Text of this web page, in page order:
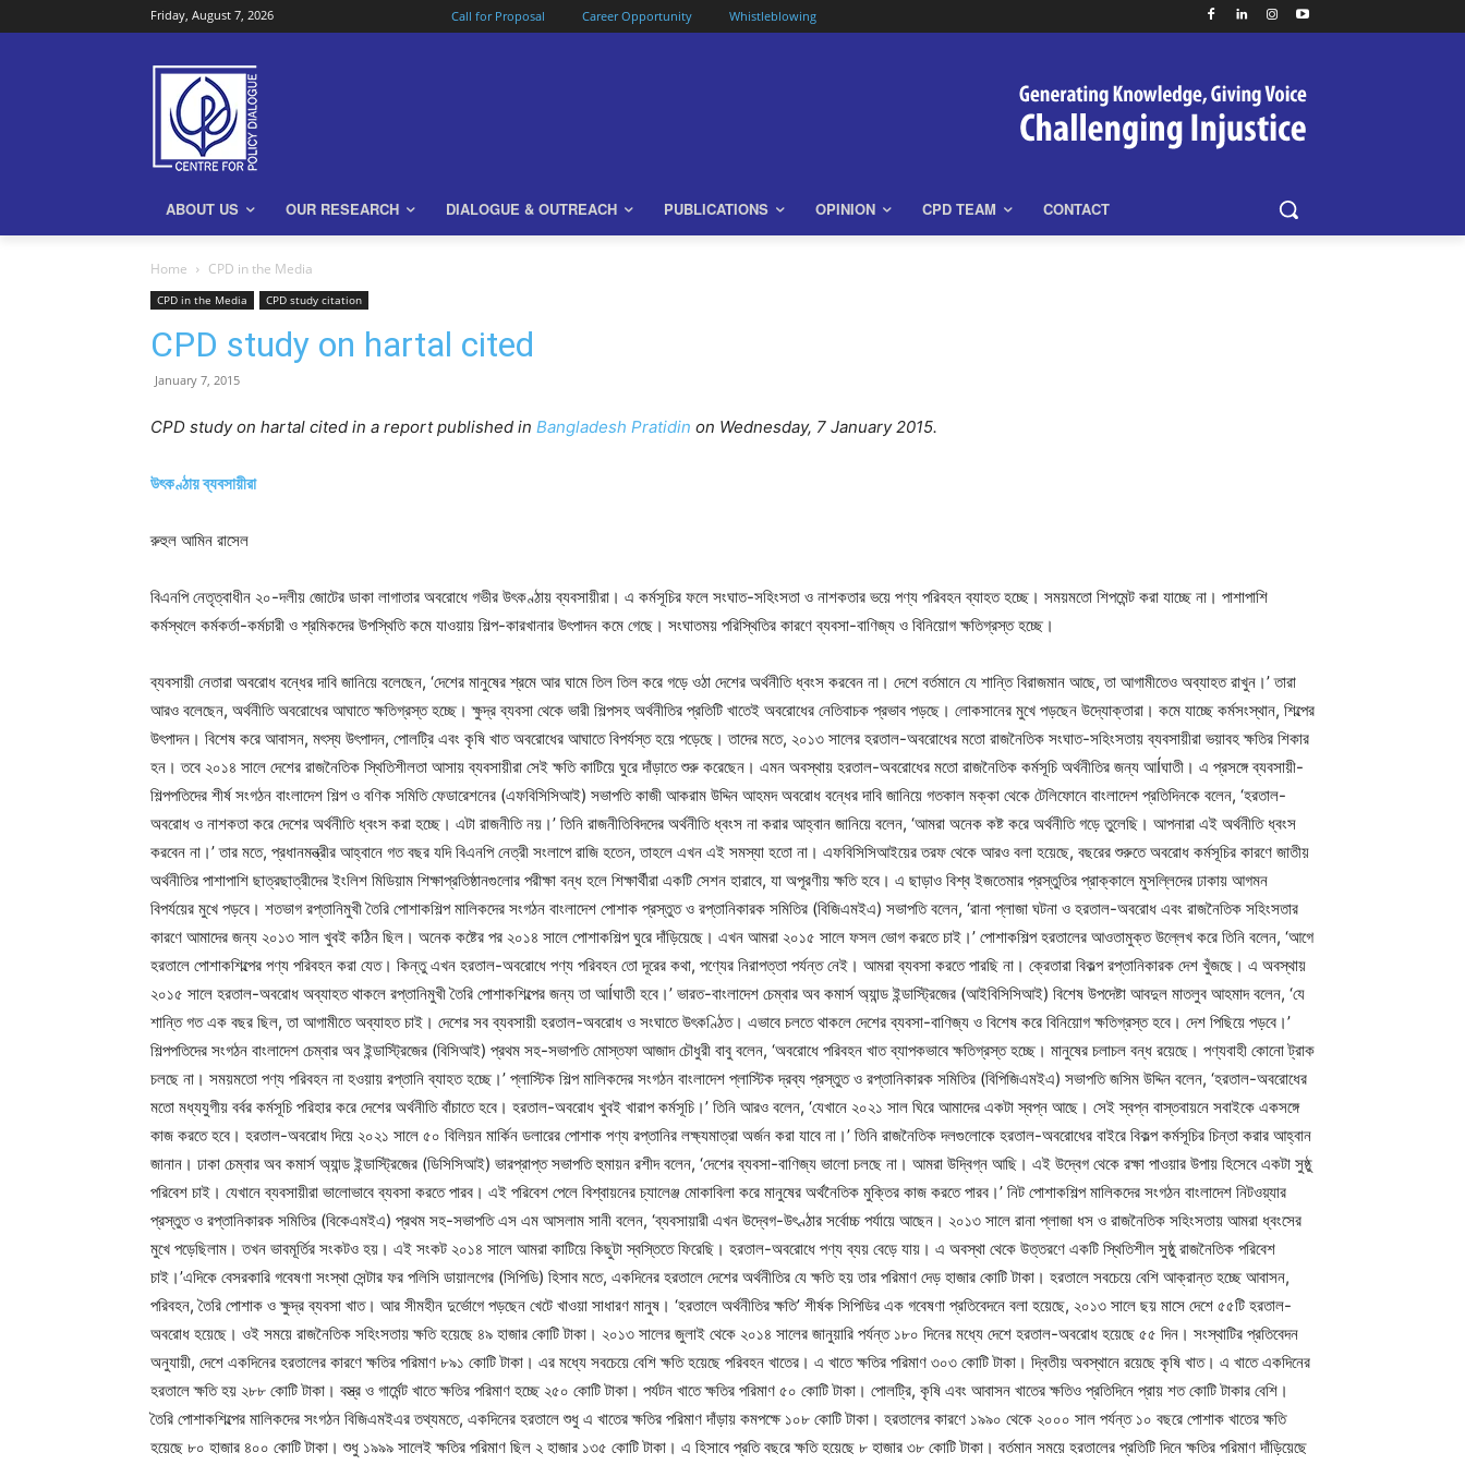
Friday, August 7, 2026 Call for Proposal Career Opportunity Whistleblowing
ABOUT US OUR RESEARCH DIALOGUE & OUTREACH PUBLICATIONS OPINION CPD TEAM CONTACT
Home CPD in the Media
CPD in the Media CPD study citation
CPD study on hartal cited
January 7, 2015
CPD study on hartal cited in a report published in Bangladesh Pratidin on Wednesday, 7 January 2015.
উৎকণ্ঠায় ব্যবসায়ীরা
রুহুল আমিন রাসেল
বিএনপি নেতৃত্বাধীন ২০-দলীয় জোটের ডাকা লাগাতার অবরোধে গভীর উৎকণ্ঠায় ব্যবসায়ীরা। এ কর্মসূচির ফলে সংঘাত-সহিংসতা ও নাশকতার ভয়ে পণ্য পরিবহন ব্যাহত হচ্ছে। সময়মতো শিপমেন্ট করা যাচ্ছে না। পাশাপাশি
কর্মস্থলে কর্মকর্তা-কর্মচারী ও শ্রমিকদের উপস্থিতি কমে যাওয়ায় শিল্প-কারখানার উৎপাদন কমে গেছে। সংঘাতময় পরিস্থিতির কারণে ব্যবসা-বাণিজ্য ও বিনিয়োগ ক্ষতিগ্রস্ত হচ্ছে।
ব্যবসায়ী নেতারা অবরোধ বন্ধের দাবি জানিয়ে বলেছেন, ‘দেশের মানুষের শ্রমে আর ঘামে তিল তিল করে গড়ে ওঠা দেশের অর্থনীতি ধ্বংস করবেন না। দেশে বর্তমানে যে শান্তি বিরাজমান আছে, তা আগামীতেও অব্যাহত রাখুন।’ তারা
আরও বলেছেন, অর্থনীতি অবরোধের আঘাতে ক্ষতিগ্রস্ত হচ্ছে। ক্ষুদ্র ব্যবসা থেকে ভারী শিল্পসহ অর্থনীতির প্রতিটি খাতেই অবরোধের নেতিবাচক প্রভাব পড়ছে। লোকসানের মুখে পড়ছেন উদ্যোক্তারা। কমে যাচ্ছে কর্মসংস্থান, শিল্পের
উৎপাদন। বিশেষ করে আবাসন, মৎস্য উৎপাদন, পোলট্রি এবং কৃষি খাত অবরোধের আঘাতে বিপর্যস্ত হয়ে পড়েছে। তাদের মতে, ২০১৩ সালের হরতাল-অবরোধের মতো রাজনৈতিক সংঘাত-সহিংসতায় ব্যবসায়ীরা ভয়াবহ ক্ষতির শিকার
হন। তবে ২০১৪ সালে দেশের রাজনৈতিক স্থিতিশীলতা আসায় ব্যবসায়ীরা সেই ক্ষতি কাটিয়ে ঘুরে দাঁড়াতে শুরু করেছেন। এমন অবস্থায় হরতাল-অবরোধের মতো রাজনৈতিক কর্মসূচি অর্থনীতির জন্য আÍঘাতী। এ প্রসঙ্গে ব্যবসায়ী-
শিল্পপতিদের শীর্ষ সংগঠন বাংলাদেশ শিল্প ও বণিক সমিতি ফেডারেশনের (এফবিসিসিআই) সভাপতি কাজী আকরাম উদ্দিন আহমদ অবরোধ বন্ধের দাবি জানিয়ে গতকাল মক্কা থেকে টেলিফোনে বাংলাদেশ প্রতিদিনকে বলেন, ‘হরতাল-
অবরোধ ও নাশকতা করে দেশের অর্থনীতি ধ্বংস করা হচ্ছে। এটা রাজনীতি নয়।’ তিনি রাজনীতিবিদদের অর্থনীতি ধ্বংস না করার আহ্বান জানিয়ে বলেন, ‘আমরা অনেক কষ্ট করে অর্থনীতি গড়ে তুলেছি। আপনারা এই অর্থনীতি ধ্বংস
করবেন না।’ তার মতে, প্রধানমন্ত্রীর আহ্বানে গত বছর যদি বিএনপি নেত্রী সংলাপে রাজি হতেন, তাহলে এখন এই সমস্যা হতো না। এফবিসিসিআইয়ের তরফ থেকে আরও বলা হয়েছে, বছরের শুরুতে অবরোধ কর্মসূচির কারণে জাতীয়
অর্থনীতির পাশাপাশি ছাত্রছাত্রীদের ইংলিশ মিডিয়াম শিক্ষাপ্রতিষ্ঠানগুলোর পরীক্ষা বন্ধ হলে শিক্ষার্থীরা একটি সেশন হারাবে, যা অপূরণীয় ক্ষতি হবে। এ ছাড়াও বিশ্ব ইজতেমার প্রস্তুতির প্রাক্কালে মুসল্লিদের ঢাকায় আগমন
বিপর্যয়ের মুখে পড়বে। শতভাগ রপ্তানিমুখী তৈরি পোশাকশিল্প মালিকদের সংগঠন বাংলাদেশ পোশাক প্রস্তুত ও রপ্তানিকারক সমিতির (বিজিএমইএ) সভাপতি বলেন, ‘রানা প্লাজা ঘটনা ও হরতাল-অবরোধ এবং রাজনৈতিক সহিংসতার
কারণে আমাদের জন্য ২০১৩ সাল খুবই কঠিন ছিল। অনেক কষ্টের পর ২০১৪ সালে পোশাকশিল্প ঘুরে দাঁড়িয়েছে। এখন আমরা ২০১৫ সালে ফসল ভোগ করতে চাই।’ পোশাকশিল্প হরতালের আওতামুক্ত উল্লেখ করে তিনি বলেন, ‘আগে
হরতালে পোশাকশিল্পের পণ্য পরিবহন করা যেত। কিন্তু এখন হরতাল-অবরোধে পণ্য পরিবহন তো দূরের কথা, পণ্যের নিরাপত্তা পর্যন্ত নেই। আমরা ব্যবসা করতে পারছি না। ক্রেতারা বিকল্প রপ্তানিকারক দেশ খুঁজছে। এ অবস্থায়
২০১৫ সালে হরতাল-অবরোধ অব্যাহত থাকলে রপ্তানিমুখী তৈরি পোশাকশিল্পের জন্য তা আÍঘাতী হবে।’ ভারত-বাংলাদেশ চেম্বার অব কমার্স অ্যান্ড ইন্ডাস্ট্রিজের (আইবিসিসিআই) বিশেষ উপদেষ্টা আবদুল মাতলুব আহমাদ বলেন, ‘যে
শান্তি গত এক বছর ছিল, তা আগামীতে অব্যাহত চাই। দেশের সব ব্যবসায়ী হরতাল-অবরোধ ও সংঘাতে উৎকণ্ঠিত। এভাবে চলতে থাকলে দেশের ব্যবসা-বাণিজ্য ও বিশেষ করে বিনিয়োগ ক্ষতিগ্রস্ত হবে। দেশ পিছিয়ে পড়বে।’
শিল্পপতিদের সংগঠন বাংলাদেশ চেম্বার অব ইন্ডাস্ট্রিজের (বিসিআই) প্রথম সহ-সভাপতি মোস্তফা আজাদ চৌধুরী বাবু বলেন, ‘অবরোধে পরিবহন খাত ব্যাপকভাবে ক্ষতিগ্রস্ত হচ্ছে। মানুষের চলাচল বন্ধ রয়েছে। পণ্যবাহী কোনো ট্রাক
চলছে না। সময়মতো পণ্য পরিবহন না হওয়ায় রপ্তানি ব্যাহত হচ্ছে।’ প্লাস্টিক শিল্প মালিকদের সংগঠন বাংলাদেশ প্লাস্টিক দ্রব্য প্রস্তুত ও রপ্তানিকারক সমিতির (বিপিজিএমইএ) সভাপতি জসিম উদ্দিন বলেন, ‘হরতাল-অবরোধের
মতো মধ্যযুগীয় বর্বর কর্মসূচি পরিহার করে দেশের অর্থনীতি বাঁচাতে হবে। হরতাল-অবরোধ খুবই খারাপ কর্মসূচি।’ তিনি আরও বলেন, ‘যেখানে ২০২১ সাল ঘিরে আমাদের একটা স্বপ্ন আছে। সেই স্বপ্ন বাস্তবায়নে সবাইকে একসঙ্গে
কাজ করতে হবে। হরতাল-অবরোধ দিয়ে ২০২১ সালে ৫০ বিলিয়ন মার্কিন ডলারের পোশাক পণ্য রপ্তানির লক্ষ্যমাত্রা অর্জন করা যাবে না।’ তিনি রাজনৈতিক দলগুলোকে হরতাল-অবরোধের বাইরে বিকল্প কর্মসূচির চিন্তা করার আহ্বান
জানান। ঢাকা চেম্বার অব কমার্স অ্যান্ড ইন্ডাস্ট্রিজের (ডিসিসিআই) ভারপ্রাপ্ত সভাপতি হুমায়ন রশীদ বলেন, ‘দেশের ব্যবসা-বাণিজ্য ভালো চলছে না। আমরা উদ্বিগ্ন আছি। এই উদ্বেগ থেকে রক্ষা পাওয়ার উপায় হিসেবে একটা সুষ্ঠু
পরিবেশ চাই। যেখানে ব্যবসায়ীরা ভালোভাবে ব্যবসা করতে পারব। এই পরিবেশ পেলে বিশ্বায়নের চ্যালেঞ্জ মোকাবিলা করে মানুষের অর্থনৈতিক মুক্তির কাজ করতে পারব।’ নিট পোশাকশিল্প মালিকদের সংগঠন বাংলাদেশ নিটওয়্যার
প্রস্তুত ও রপ্তানিকারক সমিতির (বিকেএমইএ) প্রথম সহ-সভাপতি এস এম আসলাম সানী বলেন, ‘ব্যবসায়ারী এখন উদ্বেগ-উৎণ্ঠার সর্বোচ্চ পর্যায়ে আছেন। ২০১৩ সালে রানা প্লাজা ধস ও রাজনৈতিক সহিংসতায় আমরা ধ্বংসের
মুখে পড়েছিলাম। তখন ভাবমূর্তির সংকটও হয়। এই সংকট ২০১৪ সালে আমরা কাটিয়ে কিছুটা স্বস্তিতে ফিরেছি। হরতাল-অবরোধে পণ্য ব্যয় বেড়ে যায়। এ অবস্থা থেকে উত্তরণে একটি স্থিতিশীল সুষ্ঠু রাজনৈতিক পরিবেশ
চাই।’এদিকে বেসরকারি গবেষণা সংস্থা সেন্টার ফর পলিসি ডায়ালগের (সিপিডি) হিসাব মতে, একদিনের হরতালে দেশের অর্থনীতির যে ক্ষতি হয় তার পরিমাণ দেড় হাজার কোটি টাকা। হরতালে সবচেয়ে বেশি আক্রান্ত হচ্ছে আবাসন,
পরিবহন, তৈরি পোশাক ও ক্ষুদ্র ব্যবসা খাত। আর সীমহীন দুর্ভোগে পড়ছেন খেটে খাওয়া সাধারণ মানুষ। ‘হরতালে অর্থনীতির ক্ষতি’ শীর্ষক সিপিডির এক গবেষণা প্রতিবেদনে বলা হয়েছে, ২০১৩ সালে ছয় মাসে দেশে ৫৫টি হরতাল-
অবরোধ হয়েছে। ওই সময়ে রাজনৈতিক সহিংসতায় ক্ষতি হয়েছে ৪৯ হাজার কোটি টাকা। ২০১৩ সালের জুলাই থেকে ২০১৪ সালের জানুয়ারি পর্যন্ত ১৮০ দিনের মধ্যে দেশে হরতাল-অবরোধ হয়েছে ৫৫ দিন। সংস্থাটির প্রতিবেদন
অনুযায়ী, দেশে একদিনের হরতালের কারণে ক্ষতির পরিমাণ ৮৯১ কোটি টাকা। এর মধ্যে সবচেয়ে বেশি ক্ষতি হয়েছে পরিবহন খাতের। এ খাতে ক্ষতির পরিমাণ ৩০৩ কোটি টাকা। দ্বিতীয় অবস্থানে রয়েছে কৃষি খাত। এ খাতে একদিনের
হরতালে ক্ষতি হয় ২৮৮ কোটি টাকা। বস্ত্র ও গার্মেন্ট খাতে ক্ষতির পরিমাণ হচ্ছে ২৫০ কোটি টাকা। পর্যটন খাতে ক্ষতির পরিমাণ ৫০ কোটি টাকা। পোলট্রি, কৃষি এবং আবাসন খাতের ক্ষতিও প্রতিদিনে প্রায় শত কোটি টাকার বেশি।
তৈরি পোশাকশিল্পের মালিকদের সংগঠন বিজিএমইএর তথ্যমতে, একদিনের হরতালে শুধু এ খাতের ক্ষতির পরিমাণ দাঁড়ায় কমপক্ষে ১০৮ কোটি টাকা। হরতালের কারণে ১৯৯০ থেকে ২০০০ সাল পর্যন্ত ১০ বছরে পোশাক খাতের ক্ষতি
হয়েছে ৮০ হাজার ৪০০ কোটি টাকা। শুধু ১৯৯৯ সালেই ক্ষতির পরিমাণ ছিল ২ হাজার ১৩৫ কোটি টাকা। এ হিসাবে প্রতি বছরে ক্ষতি হয়েছে ৮ হাজার ৩৮ কোটি টাকা। বর্তমান সময়ে হরতালের প্রতিটি দিনে ক্ষতির পরিমাণ দাঁড়িয়েছে